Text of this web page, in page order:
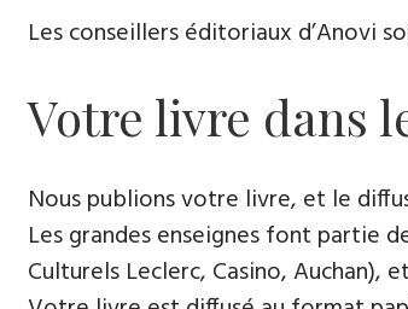
Les conseillers éditoriaux d’Anovi
Votre livre dans
Nous publions votre livre, et le
Les grandes enseignes font partie
Culturels Leclerc, Casino, Auchan),